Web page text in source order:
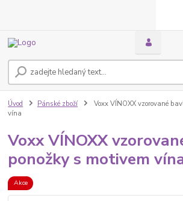
Úvod Pánské zboží
Voxx VÍNOXX vzorované
vína
Voxx VÍNOXX
ponožky s motivem
Akce